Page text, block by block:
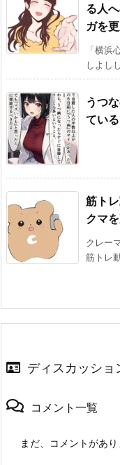
る人
ガを
「横浜
しよし
うつ
てい
筋ト
クマ
クレー
筋トレ
ディスカッショ
コメント一覧
まだ、コメントがあ